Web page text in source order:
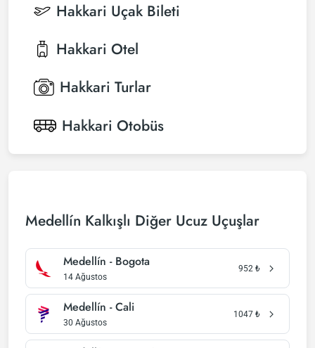
Hakkari Uçak Bileti
Hakkari Otel
Hakkari Turlar
Hakkari Otobüs
Medellín Kalkışlı Diğer Ucuz Uçuşlar
Medellín - Bogota
14 Ağustos
952 ₺
Medellín - Cali
30 Ağustos
1047 ₺